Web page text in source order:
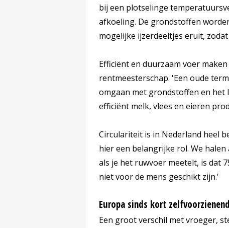
bij een plotselinge
afkoeling. De grondstoffen
mogelijke ijzerdeeltjes eruit,
Efficiënt en duurzaam voer
rentmeesterschap. 'Een oude
omgaan met grondstoffen en het
efficiënt melk, vlees en eieren
Circulariteit is in Nederland heel
hier een belangrijke rol. We
als je het ruwvoer meetelt, is dat
niet voor de mens geschikt zijn.'
Europa sinds kort zelfvoorzienend
Een groot verschil met vroeger,